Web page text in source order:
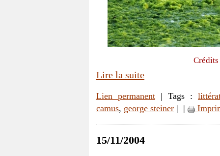
Lire la suite
Lien permanent | Tags :
camus, george steiner | |
15/11/2004